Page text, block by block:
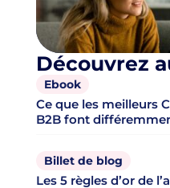
Découvrez
Ebook
Ce que les meilleurs
B2B font
Billet de blog
Les 5 règles d’or de